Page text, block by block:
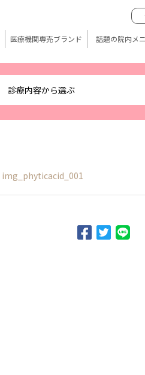
診療内容から選ぶ
医療機関専売ブランド 話題の院内メ
img_phyticacid_001